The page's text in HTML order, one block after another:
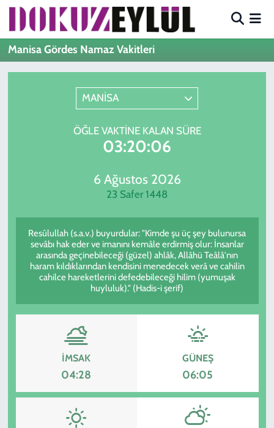
Manisa Gördes Namaz Vakitleri
MANİSA
ÖĞLE VAKTINE KALAN SÜRE
03:20:06
6 Ağustos 2026
23 Safer 1448
Resûlullah (s.a.v.) buyurdular: "Kimde şu üç şey bulunursa
sevâbı hak eder ve imanını kemâle erdirmiş olur: İnsanlar
arasında geçinebileceği (güzel) ahlâk, Allâhü Teâlâ'nın
haram kıldıklarından kendisini menedecek verâ ve cahilin
cahilce hareketlerini defedebileceği hilim (yumuşak
huyluluk)." (Hadis-i şerif)
İMSAK
04:28
GÜNEŞ
06:05
Hava Durumu
Süper Lig Puan Durumu ve Fikstür